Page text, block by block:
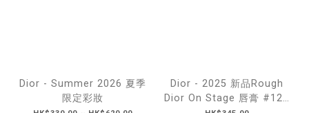
Dior - Summer 2026 夏季
限定彩妝
Dior - 2025 新品Rough
Dior On Stage 唇膏 #120